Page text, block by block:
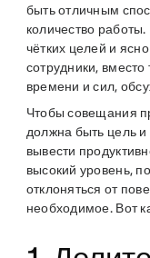
быть отличным
количество
чётких целей и
сотрудники, вместо
времени и сил,
Чтобы совещания
должна быть цель и
вывести
высокий уровень,
отклоняться от
необходимое. Вот